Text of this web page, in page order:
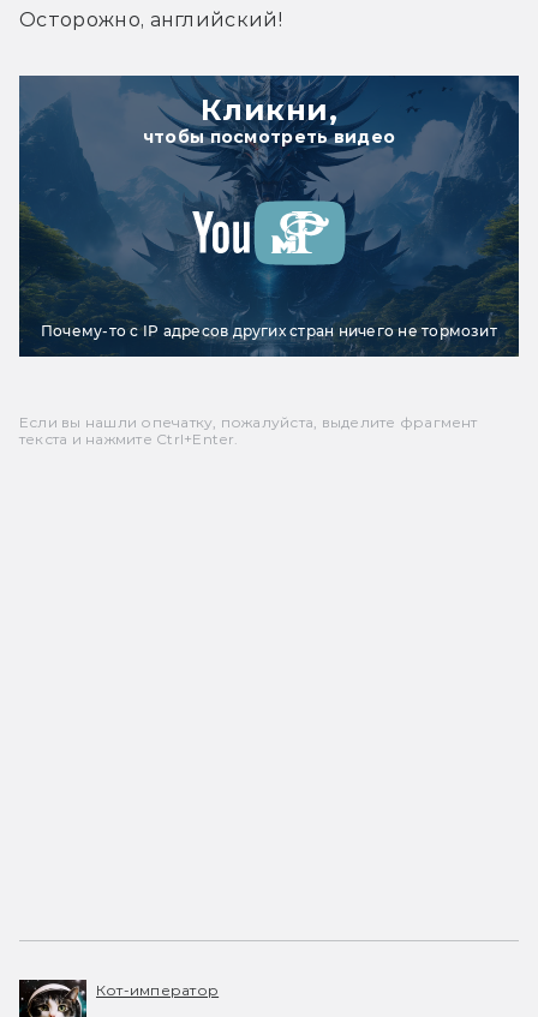
Осторожно, английский!
Кликни,
чтобы посмотреть видео
Почему-то с IP адресов других стран ничего не тормозит
Если вы нашли опечатку, пожалуйста, выделите фрагмент
текста и нажмите Ctrl+Enter.
Кот-император